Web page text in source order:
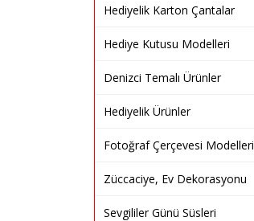
Hediyelik Karton Çantalar
Hediye Kutusu Modelleri
Denizci Temalı Ürünler
Hediyelik Ürünler
Fotoğraf Çerçevesi Modelleri
Züccaciye, Ev Dekorasyonu
Sevgililer Günü Süsleri